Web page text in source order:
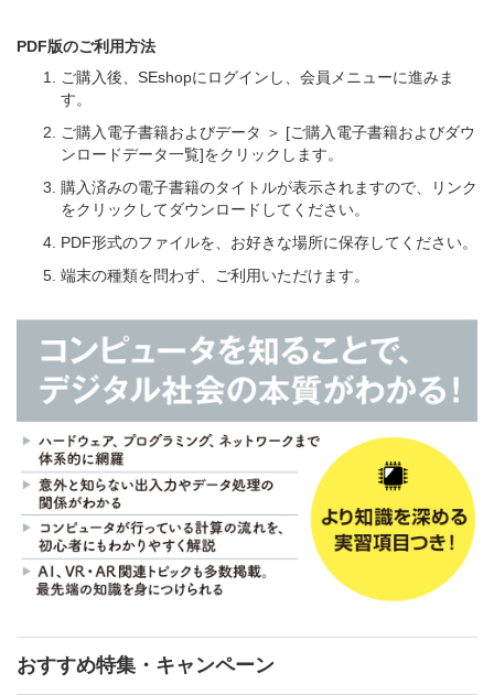
PDF版のご利用方法
ご購入後、SEshopにログインし、会員メニューに進みま
す。
ご購入電子書籍およびデータ ＞ [ご購入電子書籍およびダウ
ンロードデータ一覧]をクリックします。
購入済みの電子書籍のタイトルが表示されますので、リンク
をクリックしてダウンロードしてください。
PDF形式のファイルを、お好きな場所に保存してください。
端末の種類を問わず、ご利用いただけます。
おすすめ特集・キャンペーン